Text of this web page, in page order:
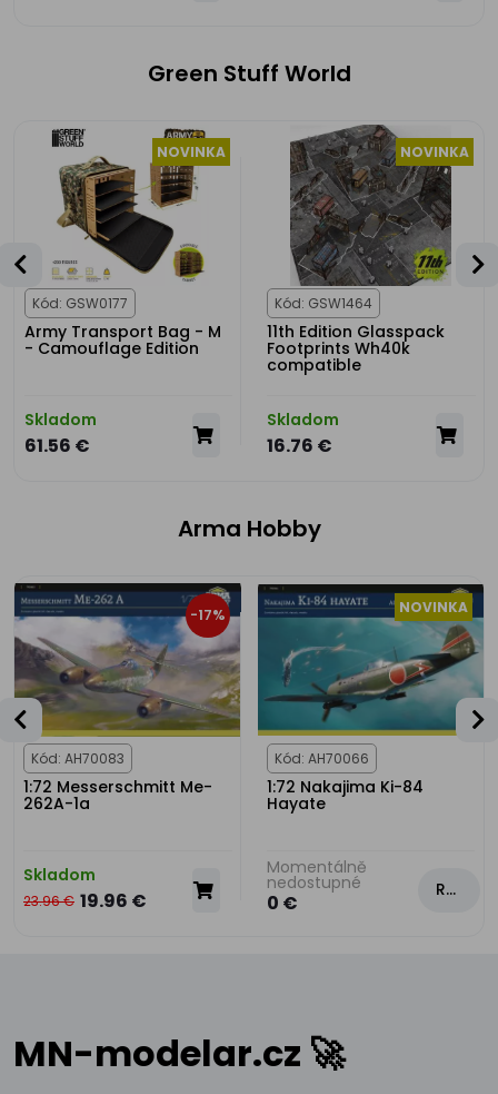
Green Stuff World
NOVINKA
Kód: GSW0177
Army Transport Bag - M
- Camouflage Edition
Skladom
61.56 €
NOVINKA
Kód: GSW1464
11th Edition Glasspack
Footprints Wh40k
compatible
Skladom
16.76 €
Arma Hobby
-17%
Kód: AH70083
1:72 Messerschmitt Me-
262A-1a
Skladom
23.96 € 19.96 €
NOVINKA
Kód: AH70066
1:72 Nakajima Ki-84
Hayate
Momentálně
nedostupné
0 €
Rezervovat
MN-modelar.cz 🚀